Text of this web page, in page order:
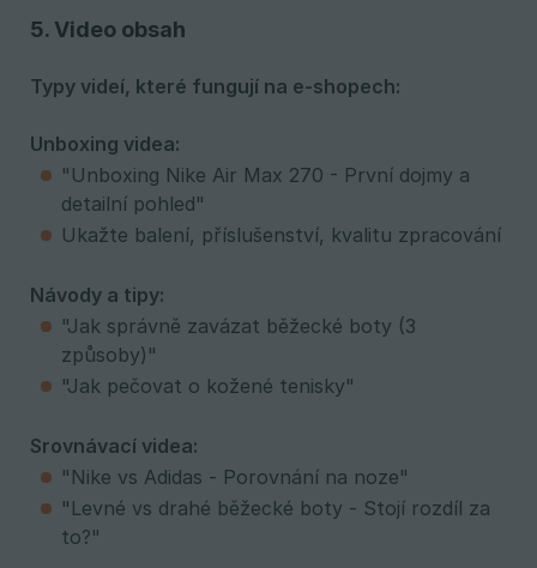
5. Video obsah
Typy videí, které fungují na e-shopech:
Unboxing videa:
"Unboxing Nike Air Max 270 - První dojmy a
detailní pohled"
Ukažte balení, příslušenství, kvalitu zpracování
Návody a tipy:
"Jak správně zavázat běžecké boty (3
způsoby)"
"Jak pečovat o kožené tenisky"
Srovnávací videa:
"Nike vs Adidas - Porovnání na noze"
"Levné vs drahé běžecké boty - Stojí rozdíl za
to?"